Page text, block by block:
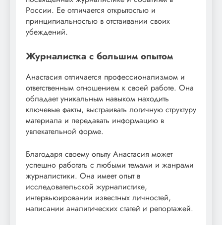
России. Ее отличается открытостью и
принципиальностью в отстаивании своих
убеждений.
Журналистка с большим опытом
Анастасия отличается профессионализмом и
ответственным отношением к своей работе. Она
обладает уникальным навыком находить
ключевые факты, выстраивать логичную структуру
материала и передавать информацию в
увлекательной форме.
Благодаря своему опыту Анастасия может
успешно работать с любыми темами и жанрами
журналистики. Она имеет опыт в
исследовательской журналистике,
интервьюировании известных личностей,
написании аналитических статей и репортажей.